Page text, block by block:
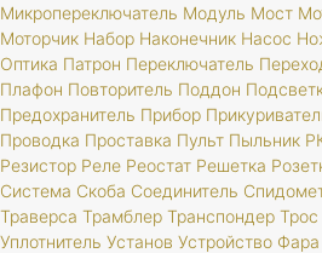
Микропереключатель Модуль Мост
Моторчик Набор Наконечник Насос
Оптика Патрон Переключатель
Плафон Повторитель Поддон
Предохранитель Прибор
Проводка Проставка Пульт Пыльник
Резистор Реле Реостат Решетка
Система Скоба Соединитель
Траверса Трамблер Транспондер Трос
Уплотнитель Установ Устройство Фара